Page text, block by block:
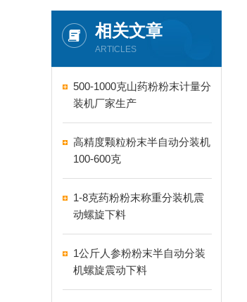
相关文章
ARTICLES
500-1000克山药粉粉末计量分
装机厂家生产
高精度颗粒粉末半自动分装机
100-600克
1-8克药粉粉末称重分装机震
动螺旋下料
1公斤人参粉粉末半自动分装
机螺旋震动下料